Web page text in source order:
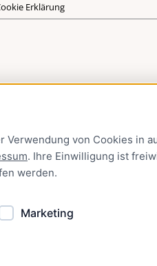
von Cookies in
. Ihre Einwilligung ist
werden.
Marketing
Erklärung